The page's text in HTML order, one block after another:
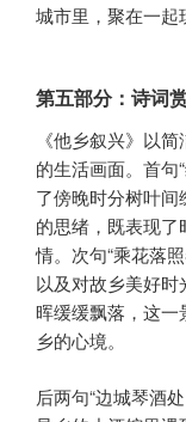
城市里，聚在一起
第五部分：诗词
《他乡叙兴》以
的生活画面。首句
了傍晚时分树叶
的思绪，既表现
情。次句“乘花落
以及对故乡美好
晖缓缓飘落，这
乡的心境。
后两句“边城琴酒